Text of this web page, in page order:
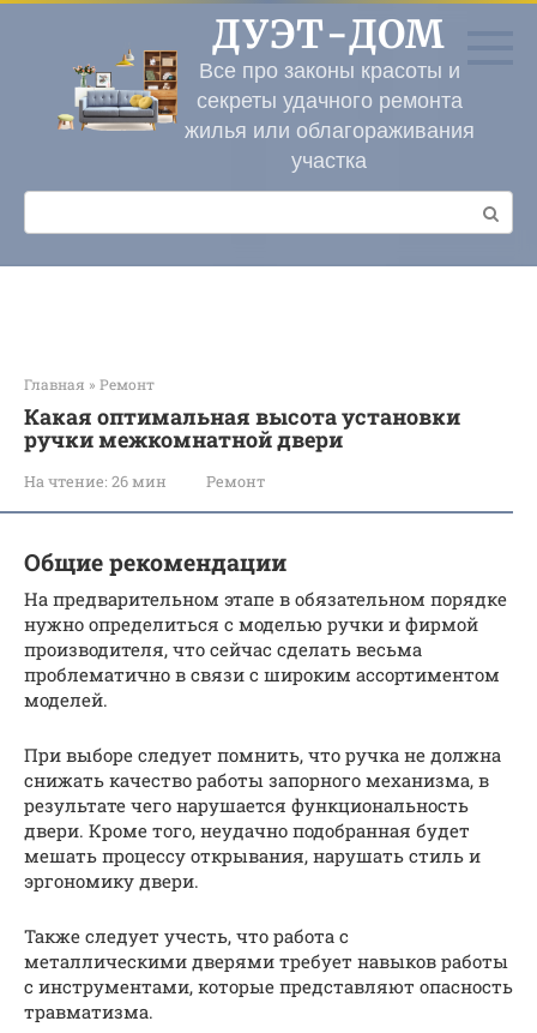
Перейти
контенту
ДУЭТ-ДОМ
Все про законы красоты и
секреты удачного ремонта
жилья или облагораживания
участка
Поиск:
Главная » Ремонт
Какая оптимальная высота установки
ручки межкомнатной двери
На чтение: 26 мин Ремонт
Общие рекомендации
На предварительном этапе в обязательном порядке
нужно определиться с моделью ручки и фирмой
производителя, что сейчас сделать весьма
проблематично в связи с широким ассортиментом
моделей.
При выборе следует помнить, что ручка не должна
снижать качество работы запорного механизма, в
результате чего нарушается функциональность
двери. Кроме того, неудачно подобранная будет
мешать процессу открывания, нарушать стиль и
эргономику двери.
Также следует учесть, что работа с
металлическими дверями требует навыков работы
с инструментами, которые представляют опасность
травматизма.